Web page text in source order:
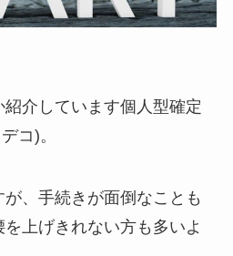
介しています個人型確定
コ)。
、手続きが面倒なことも
上げきれない方も多いよ